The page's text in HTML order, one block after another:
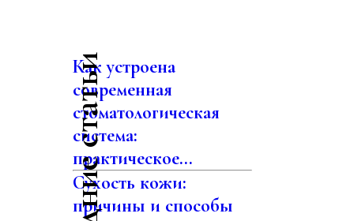
Как устроена
современная
стоматологическая
система:
практическое...
Сухость кожи:
причины и способы